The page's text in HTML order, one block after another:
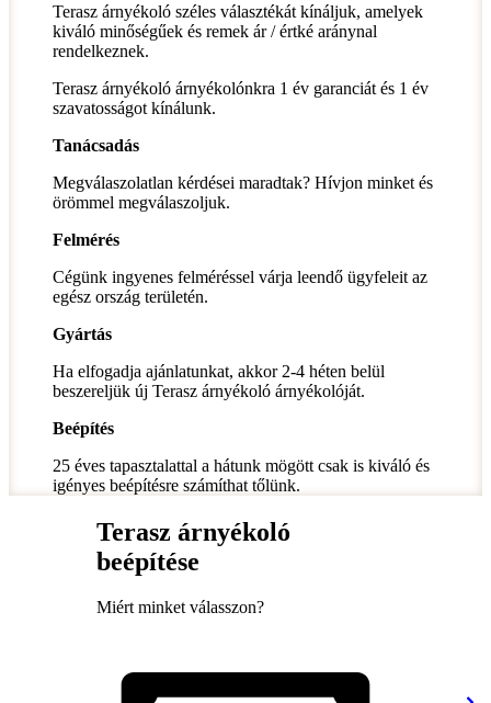
Terasz árnyékoló széles választékát kínáljuk, amelyek
kiváló minőségűek és remek ár / értké aránynal
rendelkeznek.
Terasz árnyékoló árnyékolónkra 1 év garanciát és 1 év
szavatosságot kínálunk.
Tanácsadás
Megválaszolatlan kérdései maradtak? Hívjon minket és
örömmel megválaszoljuk.
Felmérés
Cégünk ingyenes felméréssel várja leendő ügyfeleit az
egész ország területén.
Gyártás
Ha elfogadja ajánlatunkat, akkor 2-4 héten belül
beszereljük új Terasz árnyékoló árnyékolóját.
Beépítés
25 éves tapasztalattal a hátunk mögött csak is kiváló és
igényes beépítésre számíthat tőlünk.
Terasz árnyékoló
beépítése
Miért minket válasszon?